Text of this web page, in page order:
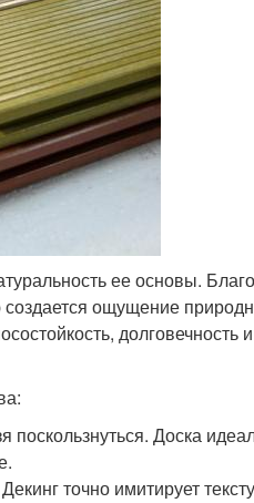
ее основы.
ощущение
долговечность
поскользнуться. Доска
точно имитирует